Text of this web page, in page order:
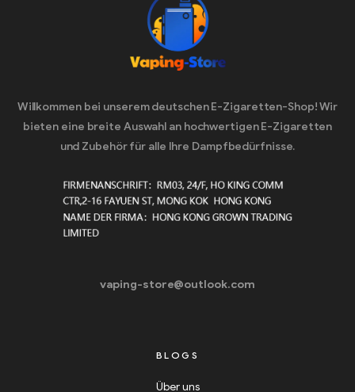
Willkommen bei unserem deutschen E-Zigaretten-Shop! Wir
bieten eine breite Auswahl an hochwertigen E-Zigaretten
und Zubehör für alle Ihre Dampfbedürfnisse.
vaping-store@outlook.com
BLOGS
Über uns